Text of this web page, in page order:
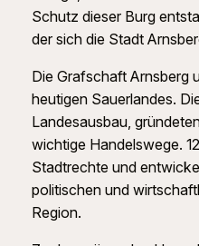
Schutz dieser Burg
der sich die Stadt
Die Grafschaft Arnsberg
heutigen Sauerlandes.
Landesausbau,
wichtige Handelswege.
Stadtrechte und
politischen und
Region.